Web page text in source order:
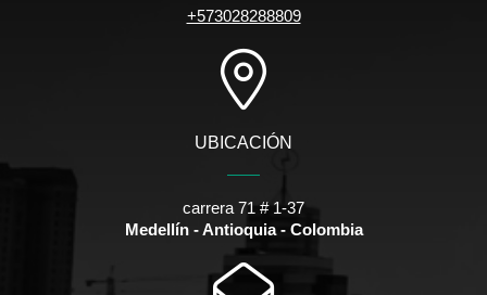
+573028288809
UBICACIÓN
carrera 71 # 1-37
Medellín - Antioquia - Colombia